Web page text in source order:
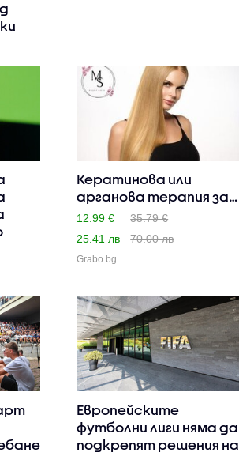
Кератинова или
арганова терапия за
коса, плю..
12.99 €
35.79 €
25.41 лв
70.00 лв
Grabo.bg
Европейските
футболни лиги няма да
подкрепят решения на